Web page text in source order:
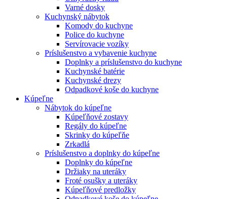
Varné dosky
Kuchynský nábytok
Komody do kuchyne
Police do kuchyne
Servírovacie vozíky
Príslušenstvo a vybavenie kuchyne
Doplnky a príslušenstvo do kuchyne
Kuchynské batérie
Kuchynské drezy
Odpadkové koše do kuchyne
Kúpeľne
Nábytok do kúpeľne
Kúpeľňové zostavy
Regály do kúpeľne
Skrinky do kúpeľňe
Zrkadlá
Príslušenstvo a doplnky do kúpeľne
Doplnky do kúpeľne
Držiaky na uteráky
Froté osušky a uteráky
Kúpeľňové predložky